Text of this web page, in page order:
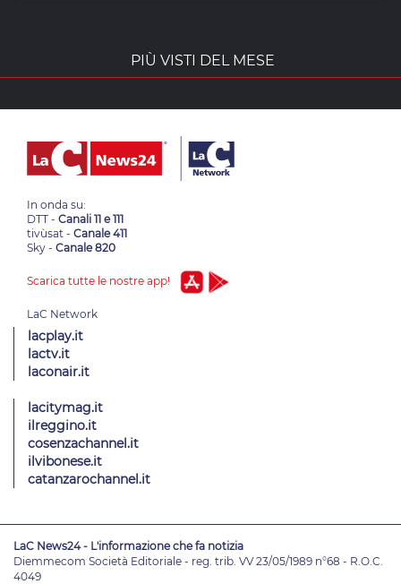
PIÙ VISTI DEL MESE
In onda su:
DTT - Canali 11 e 111
tivùsat - Canale 411
Sky - Canale 820
Scarica tutte le nostre app!
lacplay.it
lactv.it
laconair.it
lacitymag.it
ilreggino.it
cosenzachannel.it
ilvibonese.it
catanzarochannel.it
LaC News24 - L'informazione che fa notizia
Diemmecom Società Editoriale - reg. trib. VV 23/05/1989 n°68 - R.O.C.
4049